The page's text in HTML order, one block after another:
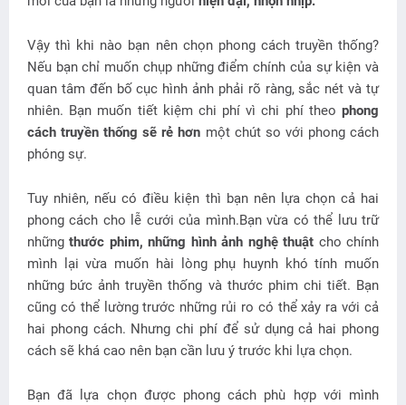
Vậy thì khi nào bạn nên chọn phong cách truyền thống?
Nếu bạn chỉ muốn chụp những điểm chính của sự kiện và
quan tâm đến bố cục hình ảnh phải rõ ràng, sắc nét và tự
nhiên. Bạn muốn tiết kiệm chi phí vì chi phí theo phong
cách truyền thống sẽ rẻ hơn một chút so với phong cách
phóng sự.
Tuy nhiên, nếu có điều kiện thì bạn nên lựa chọn cả hai
phong cách cho lễ cưới của mình.Bạn vừa có thể lưu trữ
nhữngthước phim, những hình ảnh nghệ thuật cho chính
mình lại vừa muốn hài lòng phụ huynh khó tính muốn
những bức ảnh truyền thống và thước phim chi tiết. Bạn
cũng có thể lường trước những rủi ro có thể xảy ra với cả
hai phong cách. Nhưng chi phí để sử dụng cả hai phong
cách sẽ khá cao nên bạn cần lưu ý trước khi lựa chọn.
Bạn đã lựa chọn được phong cách phù hợp với mình